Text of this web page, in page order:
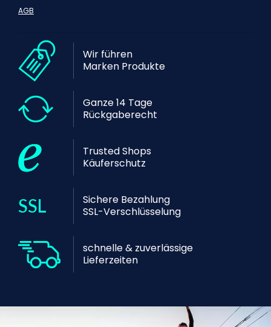
AGB
Wir führen
Marken Produkte
Ganze 14 Tage
Rückgaberecht
Trusted Shops
Käuferschutz
Sichere Bezahlung
SSL-Verschlüsselung
schnelle & zuverlässige
Lieferzeiten